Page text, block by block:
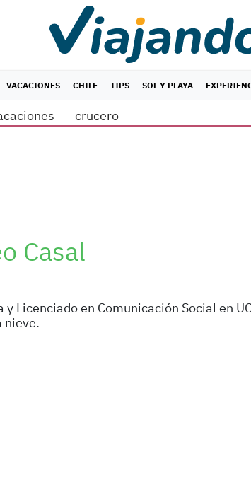
VACACIONES CHILE TIPS SOL Y PLAYA
crucero
Casal
y Licenciado en Comunicación Social en
nieve.